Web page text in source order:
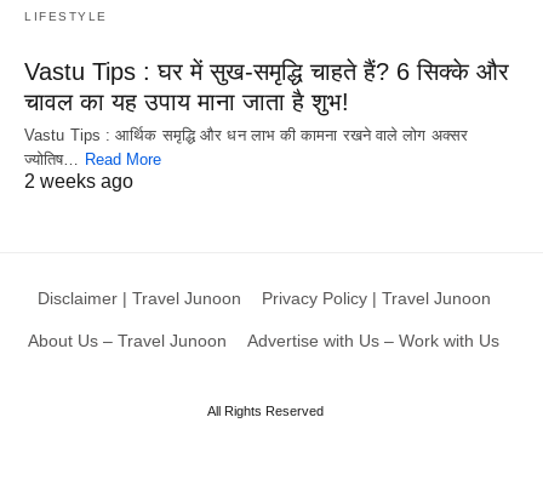
LIFESTYLE
Vastu Tips : घर में सुख-समृद्धि चाहते हैं? 6 सिक्के और
चावल का यह उपाय माना जाता है शुभ!
Vastu Tips : आर्थिक समृद्धि और धन लाभ की कामना रखने वाले लोग अक्सर
ज्योतिष… Read More
2 weeks ago
Disclaimer | Travel Junoon Privacy Policy | Travel Junoon
About Us – Travel Junoon Advertise with Us – Work with Us
All Rights Reserved